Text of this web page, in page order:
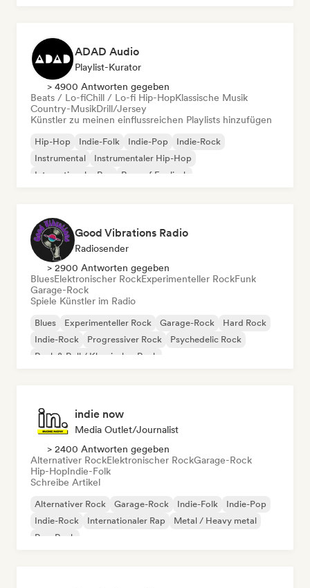
ADAD Audio
Playlist-Kurator
> 4900 Antworten gegeben
Beats / Lo-fiChill / Lo-fi Hip-HopKlassische Musik
Country-MusikDrill/Jersey
Künstler zu meinen einflussreichen Playlists hinzufügen
Hip-Hop Indie-Folk Indie-Pop
Indie-Rock
Instrumental
Instrumentaler Hip-Hop
Internationaler Rap
Rap auf Englisch
Good Vibrations Radio
Radiosender
> 2900 Antworten gegeben
BluesElektronischer RockExperimenteller RockFunk
Garage-Rock
Spiele Künstler im Radio
Blues Experimenteller Rock Garage-Rock
Hard Rock
Indie-Rock
Progressiver Rock
Psychedelic Rock
Rock & Roll / Klassischer Rock
indie now
Media Outlet/Journalist
> 2400 Antworten gegeben
Alternativer RockElektronischer RockGarage-Rock
Hip-HopIndie-Folk
Schreibe Artikel
Alternativer Rock Garage-Rock Indie-Folk
Indie-Pop
Indie-Rock
Internationaler Rap
Metal / Heavy metal
Pop-Rock